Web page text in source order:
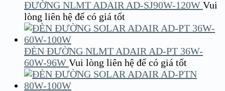
ĐƯỜNG NLMT ADAIR AD-SJ90W-120W Vui
lòng liên hệ để có giá tốt
ĐÈN ĐƯỜNG NLMT ADAIR AD-PT 36W-
60W-96W Vui lòng liên hệ để có giá tốt